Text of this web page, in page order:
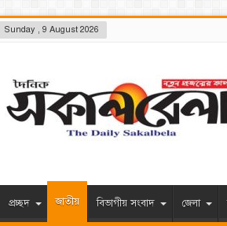
Sunday , 9 August 2026
প্রচ্ছদ জাতীয় বিভাগীয় সংবাদ জেলা